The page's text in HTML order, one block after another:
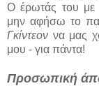
Ο έρωτάς του με
μην αφήσω το
Γκίντεον να μας
μου - για πάντα!
Προσωπική